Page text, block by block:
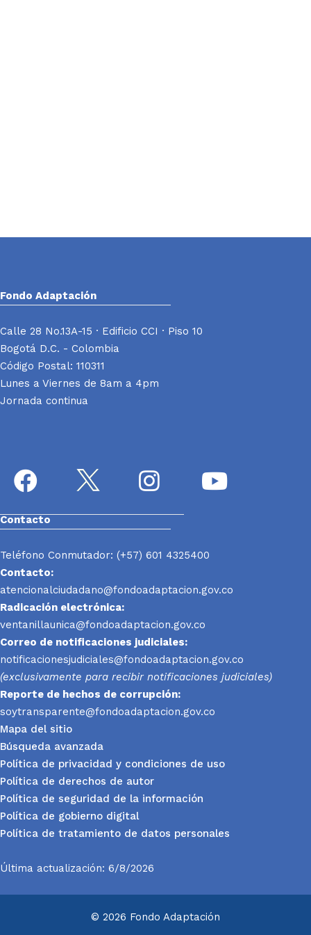
Fondo Adaptación
Calle 28 No.13A-15 · Edificio CCI · Piso 10
Bogotá D.C. - Colombia
Código Postal: 110311
Lunes a Viernes de 8am a 4pm
Jornada continua
Contacto
Teléfono Conmutador: (+57) 601 4325400
Contacto:
atencionalciudadano@fondoadaptacion.gov.co
Radicación electrónica:
ventanillaunica@fondoadaptacion.gov.co
Correo de notificaciones judiciales:
notificacionesjudiciales@fondoadaptacion.gov.co
(exclusivamente para recibir notificaciones judiciales)
Reporte de hechos de corrupción:
soytransparente@fondoadaptacion.gov.co
Mapa del sitio
Búsqueda avanzada
Política de privacidad y condiciones de uso
Política de derechos de autor
Política de seguridad de la información
Política de gobierno digital
Política de tratamiento de datos personales
Última actualización: 6/8/2026
© 2026 Fondo Adaptación